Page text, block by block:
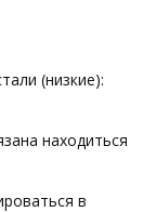
(низкие):
находиться
в